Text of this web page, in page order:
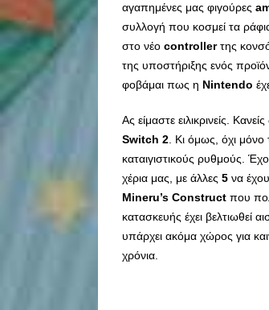
αγαπημένες μας φιγούρες
συλλογή που κοσμεί τα
στο νέο controllerτης
της υποστήριξης ενός
φοβάμαι πως η Nintendo
Ας είμαστε ειλικρινείς.
Switch 2 . Κι όμως, όχι
καταιγιστικούς ρυθμούς.
χέρια μας, με άλλες 5 να
Mineru’s Construct που
κατασκευής έχει βελτιωθεί
υπάρχει ακόμα χώρος για
χρόνια.